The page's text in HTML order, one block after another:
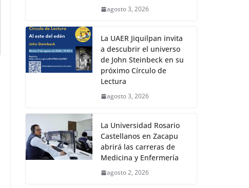
agosto 3, 2026
La UAER Jiquilpan invita
a descubrir el universo
de John Steinbeck en su
próximo Círculo de
Lectura
agosto 3, 2026
La Universidad Rosario
Castellanos en Zacapu
abrirá las carreras de
Medicina y Enfermería
agosto 2, 2026